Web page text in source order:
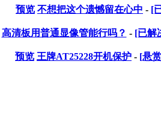
预览 不想把这个遗憾留在心中 - [
高清板用普通显像管能行吗？ - [已解
预览 王牌AT25228开机保护 - [悬